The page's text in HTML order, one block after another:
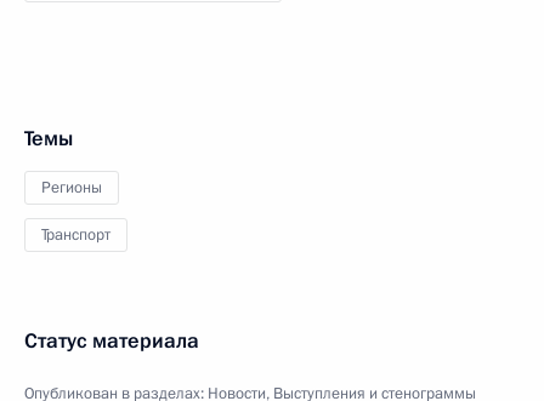
Темы
Регионы
Транспорт
Статус материала
Опубликован в разделах: Новости, Выступления и стенограммы